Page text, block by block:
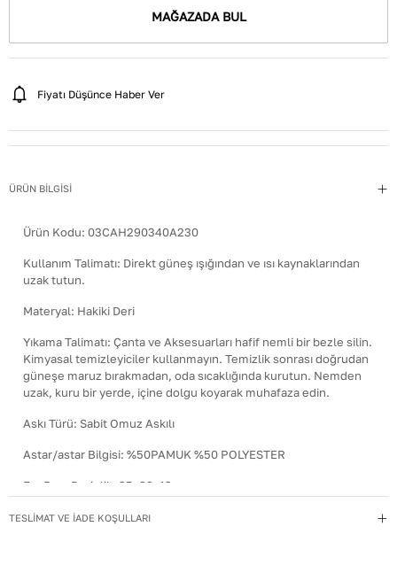
MAĞAZADA BUL
Fiyatı Düşünce Haber Ver
ÜRÜN BİLGİSİ
Ürün Kodu: 03CAH290340A230
Kullanım Talimatı: Direkt güneş ışığından ve ısı kaynaklarından
uzak tutun.
Materyal: Hakiki Deri
Yıkama Talimatı: Çanta ve Aksesuarları hafif nemli bir bezle silin.
Kimyasal temizleyiciler kullanmayın. Temizlik sonrası doğrudan
güneşe maruz bırakmadan, oda sıcaklığında kurutun. Nemden
uzak, kuru bir yerde, içine dolgu koyarak muhafaza edin.
Askı Türü: Sabit Omuz Askılı
Astar/astar Bilgisi: %50PAMUK %50 POLYESTER
EnxBoyxDerinlik 35x29x13
Çanta Türü:Askılı
TESLİMAT VE İADE KOŞULLARI